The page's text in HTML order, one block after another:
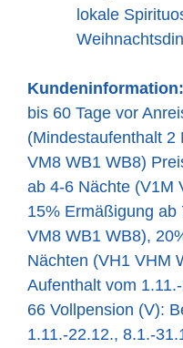
lokale
Kundeninformation:
bis 60 Tage vor
(Mindestaufenthalt 2
VM8 WB1 WB8)
ab 4-6 Nächte (V1M
15% Ermäßigung
VM8 WB1 WB8),
Nächten (VH1 VHM
Aufenthalt vom
66 Vollpension (V):
1.11.-22.12., 8.1.-